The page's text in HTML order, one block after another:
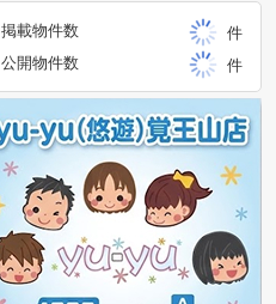
掲載物件数
件
公開物件数
件